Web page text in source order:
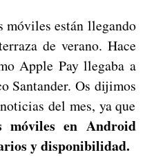
móviles están llegando
de verano. Hace
Apple Pay llegaba a
Santander. Os dijimos
del mes, ya que
móviles en Android
y disponibilidad.